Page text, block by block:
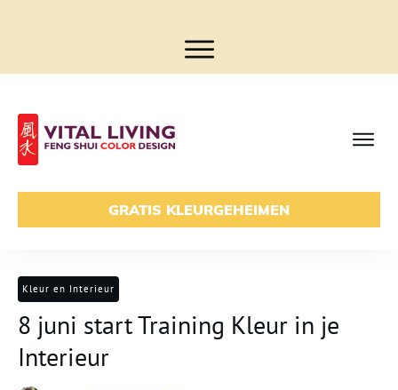
GRATIS KLEURGEHEIMEN
Kleur en Interieur
8 juni start Training Kleur in je
Interieur